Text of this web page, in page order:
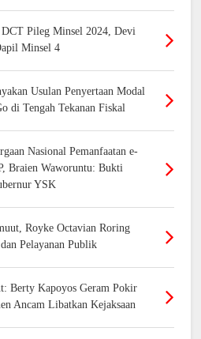
Pileg Minsel 2024, Devi
Minsel 4
Usulan Penyertaan Modal
di Tengah Tekanan Fiskal
Nasional Pemanfaatan e-
Braien Waworuntu: Bukti
YSK
Royke Octavian Roring
Pelayanan Publik
Berty Kapoyos Geram Pokir
Ancam Libatkan Kejaksaan